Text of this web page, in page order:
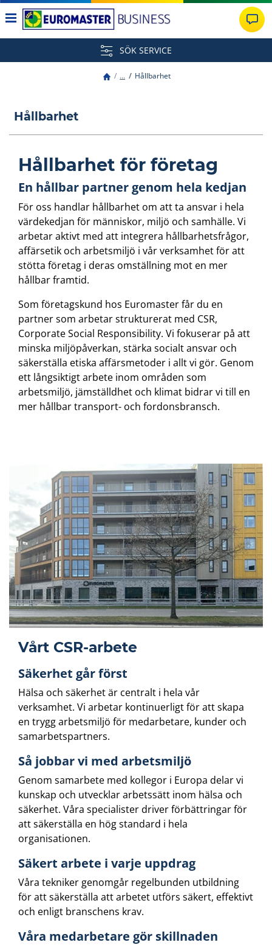
SÖK SERVICE
... Hållbarhet
Hållbarhet
Hållbarhet för företag
En hållbar partner genom hela kedjan
För oss handlar hållbarhet om att ta ansvar i hela
värdekedjan för människor, miljö och samhälle. Vi
arbetar aktivt med att integrera hållbarhetsfrågor,
affärsetik och arbetsmiljö i vår verksamhet för att
stötta företag i deras omställning mot en mer
hållbar framtid.
Som företagskund hos Euromaster får du en
partner som arbetar strukturerat med CSR,
Corporate Social Responsibility. Vi fokuserar på att
minska miljöpåverkan, stärka socialt ansvar och
säkerställa etiska affärsmetoder i allt vi gör. Genom
ett långsiktigt arbete inom områden som
arbetsmiljö, jämställdhet och klimat bidrar vi till en
mer hållbar transport- och fordonsbransch.
Vårt CSR-arbete
Säkerhet går först
Hälsa och säkerhet är centralt i hela vår
verksamhet. Vi arbetar kontinuerligt för att skapa
en trygg arbetsmiljö för medarbetare, kunder och
samarbetspartners.
Så jobbar vi med arbetsmiljö
Genom samarbete med kollegor i Europa delar vi
kunskap och utvecklar arbetssätt inom hälsa och
säkerhet. Våra specialister driver förbättringar för
att säkerställa en hög standard i hela
organisationen.
Säkert arbete i varje uppdrag
Våra tekniker genomgår regelbunden utbildning
för att säkerställa att arbetet utförs säkert, effektivt
och enligt branschens krav.
Våra medarbetare gör skillnaden